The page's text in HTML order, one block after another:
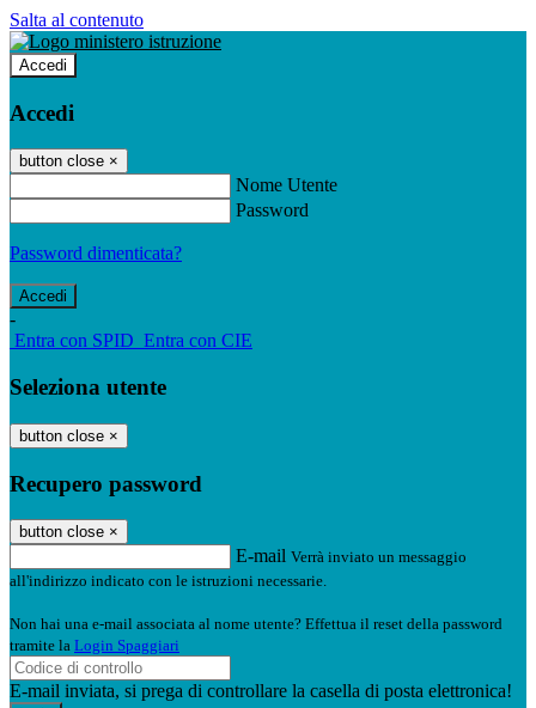
Salta al contenuto
Accedi
Accedi
button close ×
Nome Utente
Password
Password dimenticata?
-
Entra con SPID Entra con CIE
Seleziona utente
button close ×
Recupero password
button close ×
E-mail Verrà inviato un messaggio
all'indirizzo indicato con le istruzioni necessarie.
Non hai una e-mail associata al nome utente? Effettua il reset della password
tramite la Login Spaggiari
E-mail inviata, si prega di controllare la casella di posta elettronica!